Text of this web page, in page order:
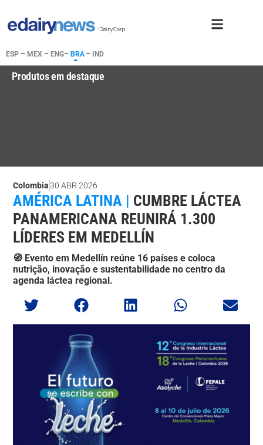
ESP – MEX – ENG– BRA– IND
Produtos em destaque
Colombia 30 ABR 2026
AMÉRICA LATINA | CUMBRE LÁCTEA
PANAMERICANA REUNIRÁ 1.300
LÍDERES EM MEDELLÍN
🧭 Evento em Medellín reúne 16 países e coloca
nutrição, inovação e sustentabilidade no centro da
agenda láctea regional.